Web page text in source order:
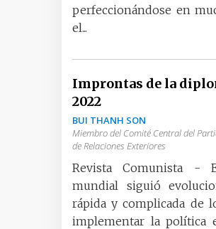
perfeccionándose en
el...
Improntas de la
2022
BUI THANH SON
Miembro del Comité Central del
de Relaciones Exteriores
Revista Comunista -
mundial siguió
rápida y complicada de
implementar la política